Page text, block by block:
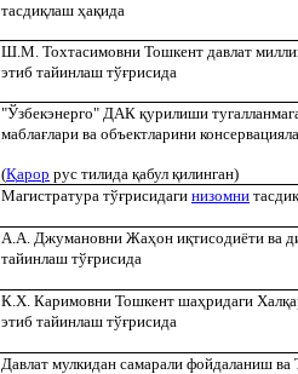
тасдиқлаш ҳақида
Ш.М. Тохтасимовни Тошкент давлат
этиб тайинлаш тўғрисида
"Ўзбекэнерго" ДАК қурилиши
маблағлари ва объектларини
(Қарор рус тилида қабул қилинган)
Магистратура тўғрисидаги низомни тасдиқ
А.А. Джумановни Жаҳон иқтисодиёти ва
тайинлаш тўғрисида
К.Х. Каримовни Тошкент шаҳридаги Халқ
этиб тайинлаш тўғрисида
Давлат мулкидан самарали фойдаланиш